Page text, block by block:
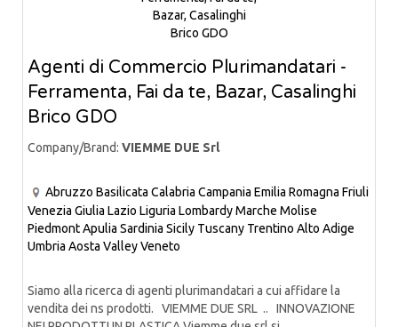
Agenti di Commercio Plurimandatari -
Ferramenta, Fai da te, Bazar, Casalinghi
Brico GDO
Company/Brand: VIEMME DUE Srl
Abruzzo Basilicata Calabria Campania Emilia Romagna Friuli
Venezia Giulia Lazio Liguria LombardyMarche Molise
PiedmontApulia Sardinia Sicily Tuscany Trentino Alto Adige
Umbria Aosta ValleyVeneto
Siamo alla ricerca di agenti plurimandatari a cui affidare la
vendita dei ns prodotti. VIEMME DUE SRL .. INNOVAZIONE